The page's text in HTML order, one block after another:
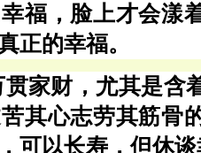
福，脸上才会漾
正的幸福。
贯家财，尤其是含
其心志劳其筋骨
可以长寿，但休